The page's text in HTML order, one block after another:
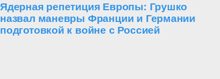
Ядерная репетиция Европы: Грушко
назвал маневры Франции и Германии
подготовкой к войне с Россией